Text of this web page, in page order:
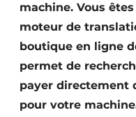
Contrôle d’accès
Éclairage
Fondations
Façades
machine. Vous
moteur de
boutique en ligne
permet de
payer directement
pour votre